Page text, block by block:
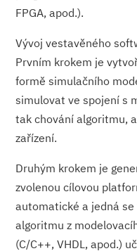
FPGA, apod.).
Vývoj vestavěného
Prvním krokem je
formě simulačního
simulovat ve spojení s
tak chování algoritmu,
zařízení.
Druhým krokem je
zvolenou cílovou
automatické a jedná
algoritmu z
(C/C++, VHDL, apod.)